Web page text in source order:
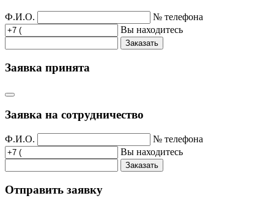
Ф.И.О.
№ телефона
Вы находитесь
Заказать
Заявка принята
Заявка на сотрудничество
Ф.И.О.
№ телефона
Вы находитесь
Заказать
Отправить заявку